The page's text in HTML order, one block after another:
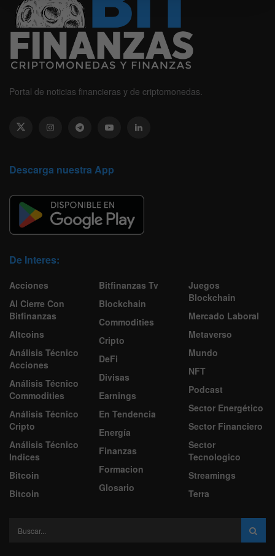
Portal de noticias financieras y de criptomonedas.
Descarga nuestra App
De Interes:
Acciones
Al Cierre Con
Bitfinanzas
Altcoins
Análisis Técnico
Acciones
Análisis Técnico
Commodities
Análisis Técnico
Cripto
Análisis Técnico
Indices
Bitcoin
Bitcoin
Bitfinanzas Tv
Blockchain
Commodities
Cripto
DeFi
Divisas
Earnings
En Tendencia
Energía
Finanzas
Formacion
Glosario
Juegos
Blockchain
Mercado Laboral
Metaverso
Mundo
NFT
Podcast
Sector Energético
Sector Financiero
Sector
Tecnologico
Streamings
Terra